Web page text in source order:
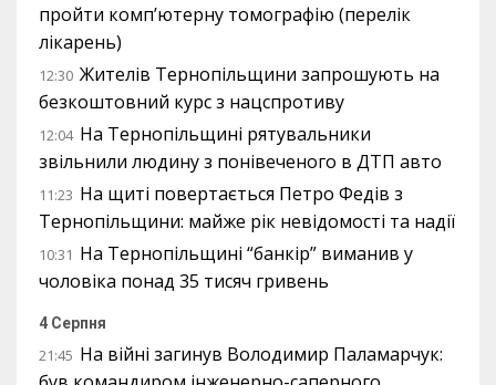
пройти комп’ютерну томографію (перелік
лікарень)
12:30 Жителів Тернопільщини запрошують на
безкоштовний курс з нацспротиву
12:04 На Тернопільщині рятувальники
звільнили людину з понівеченого в ДТП авто
11:23 На щиті повертається Петро Федів з
Тернопільщини: майже рік невідомості та надії
10:31 На Тернопільщині “банкір” виманив у
чоловіка понад 35 тисяч гривень
4 Серпня
21:45 На війні загинув Володимир Паламарчук: